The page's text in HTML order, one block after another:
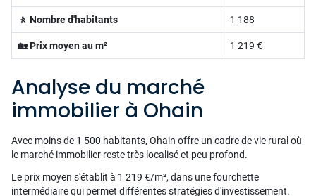
🚶 Nombre d'habitants 1 188
🏡 Prix moyen au m² 1 219 €
Analyse du marché
immobilier à Ohain
Avec moins de 1 500 habitants, Ohain offre un cadre de vie rural où
le marché immobilier reste très localisé et peu profond.
Le prix moyen s'établit à 1 219 €/m², dans une fourchette
intermédiaire qui permet différentes stratégies d'investissement.